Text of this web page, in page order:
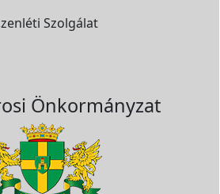
Szolgálat
Önkormányzat